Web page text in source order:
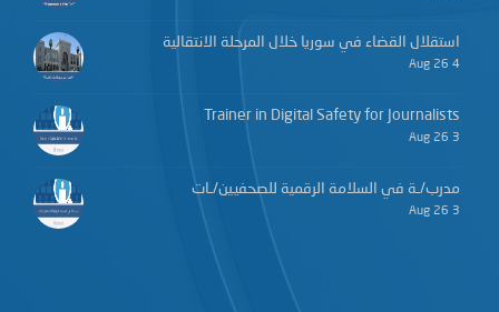
استقلال القضاء في سوريا خلال المرحلة الانتقالية
4 Aug 26
Trainer in Digital Safety for Journalists
3 Aug 26
مدرب/ـة في السلامة الرقمية للصحفيين/ـات
3 Aug 26